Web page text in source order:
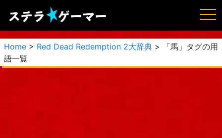
Home > Red Dead Redemption 2大辞典 > 「馬」タグの用
語一覧